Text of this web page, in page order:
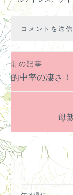
投
稿
ナ
ビ
ゲ
シ
ョ
ン
前の記事
的中率の凄さ
母